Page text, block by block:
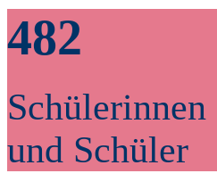
482
Schülerinnen
und Schüler